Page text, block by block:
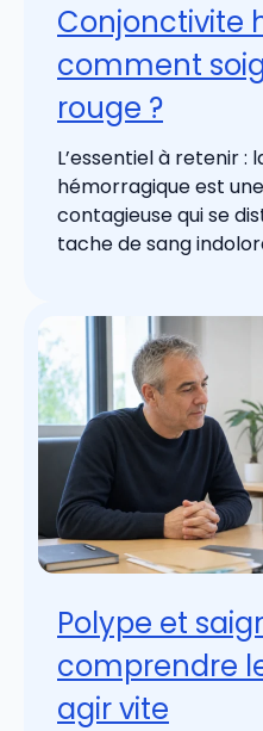
Conjonctivite
comment
rouge ?
L’essentiel à retenir :
hémorragique est
contagieuse qui se
tache de sang
Polype et
comprendre
agir vite